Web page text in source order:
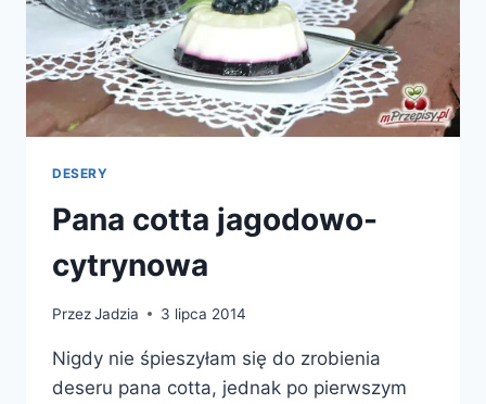
DESERY
Pana cotta jagodowo-
cytrynowa
PrzezJadzia 3 lipca 2014
Nigdy nie śpieszyłam się do zrobienia
deseru pana cotta, jednak po pierwszym